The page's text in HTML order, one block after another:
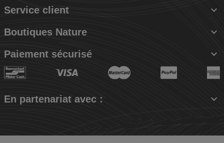
Service client 
Boutiques Nature 
Paiement sécurisé 
En partenariat avec : 